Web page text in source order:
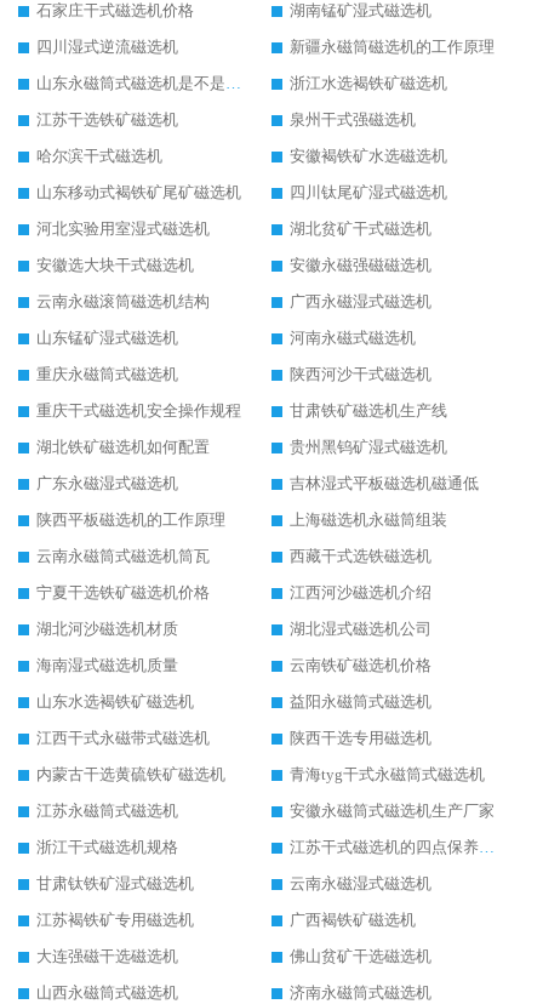
石家庄干式磁选机价格
湖南锰矿湿式磁选机
四川湿式逆流磁选机
新疆永磁筒磁选机的工作原理
山东永磁筒式磁选机是不是强磁
浙江水选褐铁矿磁选机
江苏干选铁矿磁选机
泉州干式强磁选机
哈尔滨干式磁选机
安徽褐铁矿水选磁选机
山东移动式褐铁矿尾矿磁选机
四川钛尾矿湿式磁选机
河北实验用室湿式磁选机
湖北贫矿干式磁选机
安徽选大块干式磁选机
安徽永磁强磁磁选机
云南永磁滚筒磁选机结构
广西永磁湿式磁选机
山东锰矿湿式磁选机
河南永磁式磁选机
重庆永磁筒式磁选机
陕西河沙干式磁选机
重庆干式磁选机安全操作规程
甘肃铁矿磁选机生产线
湖北铁矿磁选机如何配置
贵州黑钨矿湿式磁选机
广东永磁湿式磁选机
吉林湿式平板磁选机磁通低
陕西平板磁选机的工作原理
上海磁选机永磁筒组装
云南永磁筒式磁选机筒瓦
西藏干式选铁磁选机
宁夏干选铁矿磁选机价格
江西河沙磁选机介绍
湖北河沙磁选机材质
湖北湿式磁选机公司
海南湿式磁选机质量
云南铁矿磁选机价格
山东水选褐铁矿磁选机
益阳永磁筒式磁选机
江西干式永磁带式磁选机
陕西干选专用磁选机
内蒙古干选黄硫铁矿磁选机
青海tyg干式永磁筒式磁选机
江苏永磁筒式磁选机
安徽永磁筒式磁选机生产厂家
浙江干式磁选机规格
江苏干式磁选机的四点保养秘籍
甘肃钛铁矿湿式磁选机
云南永磁湿式磁选机
江苏褐铁矿专用磁选机
广西褐铁矿磁选机
大连强磁干选磁选机
佛山贫矿干选磁选机
山西永磁筒式磁选机
济南永磁筒式磁选机